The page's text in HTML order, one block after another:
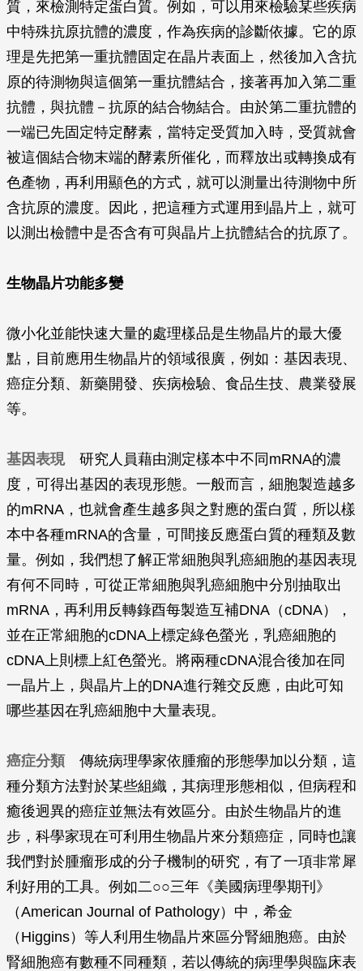
質，來檢測特定蛋白質。例如，可以用來檢驗某些疾病
中特殊抗原抗體的濃度，作為疾病的診斷依據。它的原
理是先把第一重抗體固定在晶片表面上，然後加入含抗
原的待測物與這個第一重抗體結合，接著再加入第二重
抗體，與抗體－抗原的結合物結合。由於第二重抗體的
一端已先固定特定酵素，當特定受質加入時，受質就會
被這個結合物末端的酵素所催化，而釋放出或轉換成有
色產物，再利用顯色的方式，就可以測量出待測物中所
含抗原的濃度。因此，把這種方式運用到晶片上，就可
以測出檢體中是否含有可與晶片上抗體結合的抗原了。
生物晶片功能多變
微小化並能快速大量的處理樣品是生物晶片的最大優
點，目前應用生物晶片的領域很廣，例如：基因表現、
癌症分類、新藥開發、疾病檢驗、食品生技、農業發展
等。
基因表現研究人員藉由測定樣本中不同mRNA的濃
度，可得出基因的表現形態。一般而言，細胞製造越多
的mRNA，也就會產生越多與之對應的蛋白質，所以樣
本中各種mRNA的含量，可間接反應蛋白質的種類及數
量。例如，我們想了解正常細胞與乳癌細胞的基因表現
有何不同時，可從正常細胞與乳癌細胞中分別抽取出
mRNA，再利用反轉錄酉每製造互補DNA（cDNA），
並在正常細胞的cDNA上標定綠色螢光，乳癌細胞的
cDNA上則標上紅色螢光。將兩種cDNA混合後加在同
一晶片上，與晶片上的DNA進行雜交反應，由此可知
哪些基因在乳癌細胞中大量表現。
癌症分類 傳統病理學家依腫瘤的形態學加以分類，這
種分類方法對於某些組織，其病理形態相似，但病程和
癒後迥異的癌症並無法有效區分。由於生物晶片的進
步，科學家現在可利用生物晶片來分類癌症，同時也讓
我們對於腫瘤形成的分子機制的研究，有了一項非常犀
利好用的工具。例如二○○三年《美國病理學期刊》
（American Journal of Pathology）中，希金
（Higgins）等人利用生物晶片來區分腎細胞癌。由於
腎細胞癌有數種不同種類，若以傳統的病理學與臨床表